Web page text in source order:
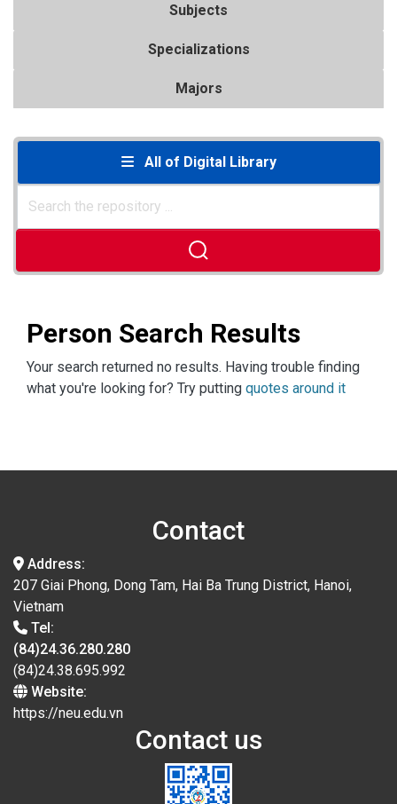
Subjects
Specializations
Majors
All of Digital Library
Person Search Results
Your search returned no results. Having trouble finding
what you're looking for? Try putting quotes around it
Contact
Address:
207 Giai Phong, Dong Tam, Hai Ba Trung District, Hanoi,
Vietnam
Tel:
(84)24.36.280.280
(84)24.38.695.992
Website:
https://neu.edu.vn
Contact us